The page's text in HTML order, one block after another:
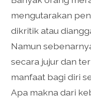
mengutarakan
dikritik atau
Namun
secara jujur dan
manfaat bagi diri
Apa makna dari